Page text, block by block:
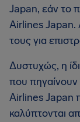
Japan, εάν το
Airlines Japan.
τους για
Δυστυχώς, η
που πηγαίνουν
Airlines Japan
καλύπτονται